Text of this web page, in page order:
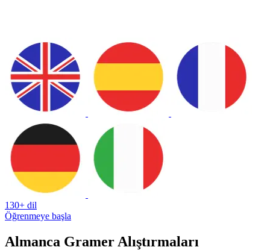
130+ dil
Öğrenmeye başla
Almanca Gramer Alıştırmaları